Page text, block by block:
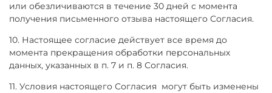
или обезличиваются в течение 30 дней с момента
получения письменного отзыва настоящего Согласия.
10. Настоящее согласие действует все время до
момента прекращения обработки персональных
данных, указанных в п. 7 и п. 8 Согласия.
11. Условия настоящего Согласия могут быть изменены